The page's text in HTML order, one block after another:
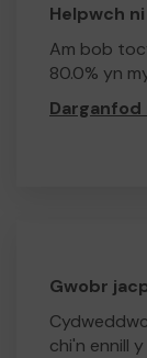
Helpwch
Am bob
80.0% yn
Darganfod
Gwobr
chi'n ennill y